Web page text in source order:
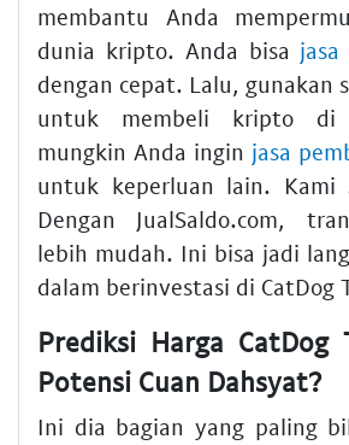
membantu Anda
dunia kripto. Anda bisa
dengan cepat. Lalu, gunakan
untuk membeli kripto di
mungkin Anda ingin jasa
untuk keperluan lain. Kami
Dengan JualSaldo.com,
lebih mudah. Ini bisa jadi
dalam berinvestasi di CatDog
Prediksi Harga CatDog
Potensi Cuan Dahsyat?
Ini dia bagian yang paling